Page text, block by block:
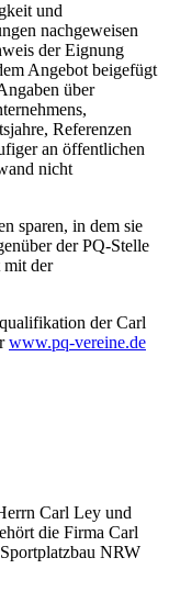
und
nachgeweisen
der Eignung
Angebot beigefügt
über
Referenzen
an öffentlichen
nicht
sparen, in dem sie
der PQ-Stelle
mit der
der Carl
www.pq-vereine.de
Carl Ley und
die Firma Carl
NRW